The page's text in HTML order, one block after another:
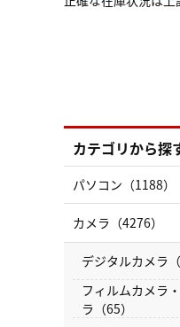
カテゴリから探
パソコン（1188）
カメラ（4276）
デジタルカメラ（
フィルムカメラ
ラ（65）